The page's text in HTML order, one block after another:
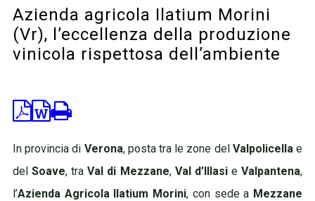
Azienda agricola Ilatium Morini
(Vr), l’eccellenza della produzione
vinicola rispettosa dell’ambiente
In provincia di Verona, posta tra le zone del Valpolicellae
delSoave, traVal di Mezzane, Val d’IllasieValpantena,
l’Azienda Agricola Ilatium Morini, con sede a Mezzane